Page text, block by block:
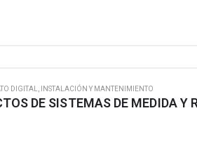
DIGITAL INSTALACIÓN Y MANTENIMIENTO